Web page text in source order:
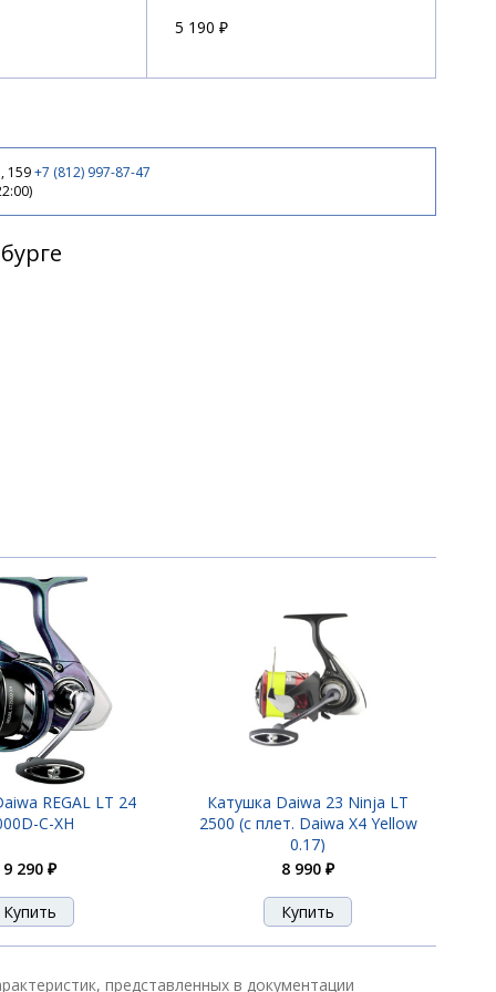
5 190 ₽
159+7 (812) 997-87-47
REGAL LT 24
C-XH
9 290 ₽
Катушка Daiwa 23 Ninja LT
2500 (с плет. Daiwa X4 Yellow
0.17)
8 990 ₽
представленных в документации